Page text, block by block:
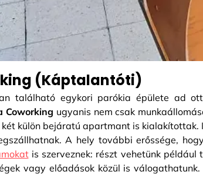
(Káptalantóti)
található egykori parókia épülete ad
Coworking ugyanis nem csak
külön bejáratú apartmant is kialakítottak.
A hely további erőssége,
is szerveznek: részt vehetünk például
vagy előadások közül is